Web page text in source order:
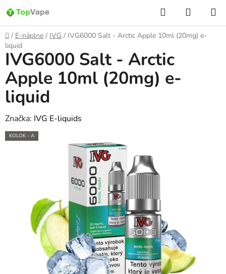
na
obsah
Hľadať
KOŠÍK
Domov
/ E-náplne / IVG / IVG6000 Salt - Arctic Apple 10ml (20mg) e-
liquid
IVG6000 Salt - Arctic
Apple 10ml (20mg) e-
liquid
Značka: IVG E-liquids
KOLOK - A